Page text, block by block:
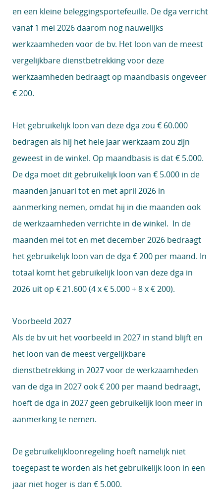
en een kleine beleggingsportefeuille. De dga verricht
vanaf 1 mei 2026 daarom nog nauwelijks
werkzaamheden voor de bv. Het loon van de meest
vergelijkbare dienstbetrekking voor deze
werkzaamheden bedraagt op maandbasis ongeveer
€ 200.
Het gebruikelijk loon van deze dga zou € 60.000
bedragen als hij het hele jaar werkzaam zou zijn
geweest in de winkel. Op maandbasis is dat € 5.000.
De dga moet dit gebruikelijk loon van € 5.000 in de
maanden januari tot en met april 2026 in
aanmerking nemen, omdat hij in die maanden ook
de werkzaamheden verrichte in de winkel. In de
maanden mei tot en met december 2026 bedraagt
het gebruikelijk loon van de dga € 200 per maand. In
totaal komt het gebruikelijk loon van deze dga in
2026 uit op € 21.600 (4 x € 5.000 + 8 x € 200).
Voorbeeld 2027
Als de bv uit het voorbeeld in 2027 in stand blijft en
het loon van de meest vergelijkbare
dienstbetrekking in 2027 voor de werkzaamheden
van de dga in 2027 ook € 200 per maand bedraagt,
hoeft de dga in 2027 geen gebruikelijk loon meer in
aanmerking te nemen.
De gebruikelijkloonregeling hoeft namelijk niet
toegepast te worden als het gebruikelijk loon in een
jaar niet hoger is dan € 5.000.